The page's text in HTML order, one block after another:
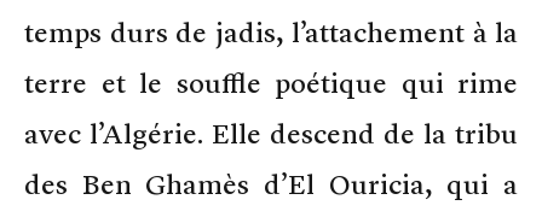
temps durs de jadis, l’attachement à la
terre et le souffle poétique qui rime
avec l’Algérie. Elle descend de la tribu
des Ben Ghamès d’El Ouricia, qui a